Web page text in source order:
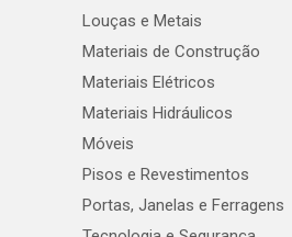
Louças e Metais
Materiais de Construção
Materiais Elétricos
Materiais Hidráulicos
Móveis
Pisos e Revestimentos
Portas, Janelas e Ferragens